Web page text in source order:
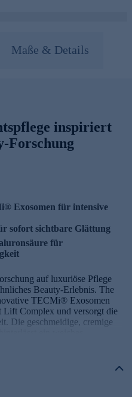
Maße & Details
inspiriert
Forschung
Exosomen für intensive
sofort sichtbare Glättung
für
auf luxuriöse Pflege
Beauty-Erlebnis. The
TECMi® Exosomen
Lift Complex und versorgt die
Die geschmeidige, cremige
ein weiches,
für alle, die ihre tägliche